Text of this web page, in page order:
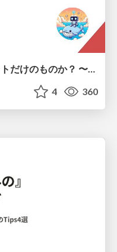
AI Engineeringは、AIプロダクトだけのものか？ 〜AIがソフトウェアを作る時代の新しい当たり前〜 / No AI in your product. AI Engineering in your development.
4 360